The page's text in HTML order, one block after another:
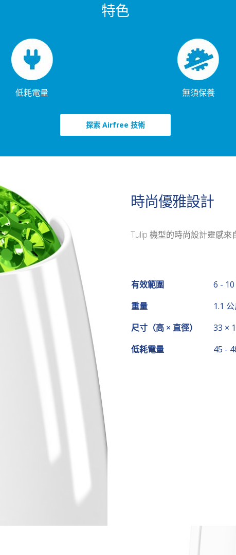
特色
低耗電量 無須保養
探索 Airfree 技術
時尚優雅設計
Tulip 機型的時尚設計靈感來
有效範圍
6 -
重量
1.1
尺寸（高 × 直徑）
33 ×
低耗電量
45 -